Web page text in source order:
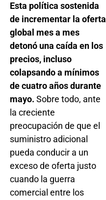
Esta política sostenida
de incrementar la oferta
global mes a mes
detonó una caída en los
precios, incluso
colapsando a mínimos
de cuatro años durante
mayo. Sobre todo, ante
la creciente
preocupación de que el
suministro adicional
pueda conducir a un
exceso de oferta justo
cuando la guerra
comercial entre los